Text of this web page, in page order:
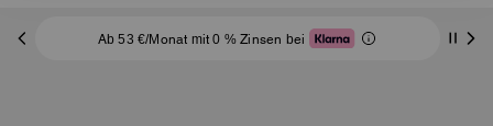
Ab 53 €/Monat mit 0 % Zinsen bei